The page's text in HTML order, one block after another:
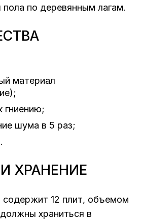
пола по деревянным лагам.
материал
гниению;
шума в 5 раз;
ХРАНЕНИЕ
содержит 12 плит, объемом
храниться в